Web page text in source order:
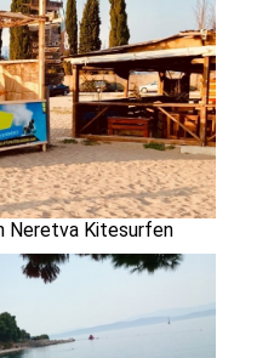
Neretva Kitesurfen